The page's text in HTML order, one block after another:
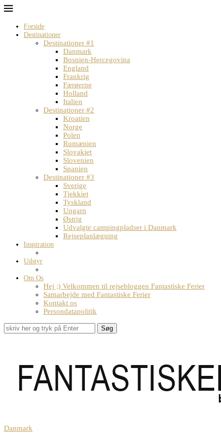
Forside
Destinationer
Destinationer #1
Danmark
Bosnien-Hercegovina
England
Frankrig
Færøerne
Holland
Italien
Destinationer #2
Kroatien
Norge
Polen
Rumænien
Slovakiet
Slovenien
Spanien
Destinationer #3
Sverige
Tjekkiet
Tyskland
Ungarn
Østrig
Udvalgte campingpladser i Danmark
Rejseplanlægning
Inspiration
Udstyr
Om Os
Hej ;) Velkommen til rejsebloggen Fantastiske Ferier
Samarbejde med Fantastiske Ferier
Kontakt os
Persondatapolitik
Søg
Danmark